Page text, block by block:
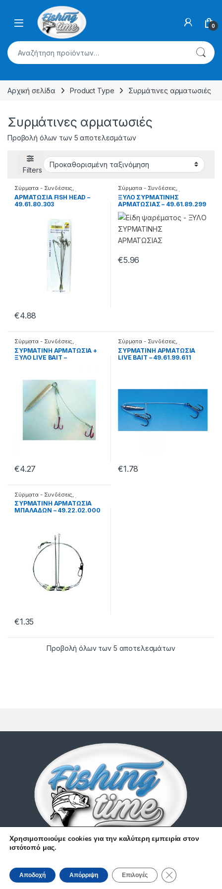
Skip to navigation
0
Αναζήτηση για:
Αρχική σελίδα Product Type Συρμάτινες αρματωσιές
Συρμάτινες αρματωσιές
Προβολή όλων των 5 αποτελεσμάτων
Filters
Σύρματα - Συνδέσεις,
Συρμάτινες αρματωσιές
ΑΡΜΑΤΩΣΙΑ FISH HEAD –
49.61.80.303
€4.88
Σύρματα - Συνδέσεις,
Συρμάτινες αρματωσιές
ΞΥΛΟ ΣΥΡΜΑΤΙΝΗΣ
ΑΡΜΑΤΩΣΙΑΣ – 49.61.89.299
€5.96
Σύρματα - Συνδέσεις,
Συρμάτινες αρματωσιές
ΣΥΡΜΑΤΙΝΗ ΑΡΜΑΤΩΣΙΑ +
ΞΥΛΟ LIVE BAIT –
€4.27
Σύρματα - Συνδέσεις,
Συρμάτινες αρματωσιές
ΣΥΡΜΑΤΙΝΗ ΑΡΜΑΤΩΣΙΑ
LIVE BAIT – 49.61.99.611
€1.78
Σύρματα - Συνδέσεις
Συρμάτινες αρματωσιές
ΣΥΡΜΑΤΙΝΗ ΑΡΜΑΤΩΣΙΑ
ΜΠΑΛΑΔΩΝ – 49.22.02.000
€1.35
Προβολή όλων των 5 αποτελεσμάτων
210 9514 529
Χρησιμοποιούμε cookies για την καλύτερη εμπειρία στον
ιστότοπό μας.
Αποδοχή Απόρριψη Επιλογές Κλείσιμο του